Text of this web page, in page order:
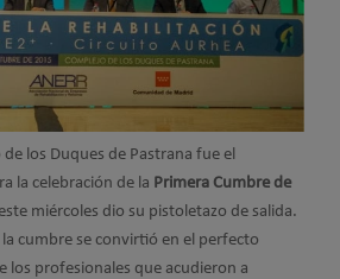
los Duques de Pastrana fue el
la celebración de la Primera Cumbre de
miércoles dio su pistoletazo de salida.
cumbre se convirtió en el perfecto
los profesionales que acudieron a